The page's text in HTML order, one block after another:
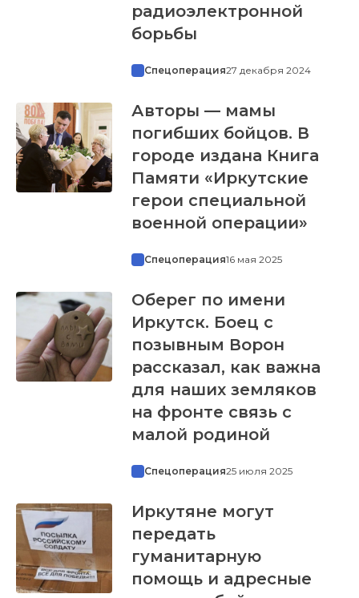
радиоэлектронной
борьбы
Спецоперация27 декабря 2024
Авторы — мамы
погибших бойцов. В
городе издана Книга
Памяти «Иркутские
герои специальной
военной операции»
Спецоперация16 мая 2025
Оберег по имени
Иркутск. Боец с
позывным Ворон
рассказал, как важна
для наших земляков
на фронте связь с
малой родиной
Спецоперация25 июля 2025
Иркутяне могут
передать
гуманитарную
помощь и адресные